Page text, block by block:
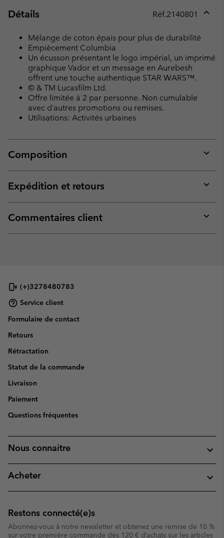
Détails Réf.2140801
Mélange de coton épais pour plus de durabilité
Empiècement Columbia
Un écusson présentant le logo impérial, un imprimé
graphique Vador et un message en Aurebesh
offrent une touche authentique STAR WARS™.
© & TM Lucasfilm Ltd.
Offre limitée à 2 par personne. Non cumulable
avec d’autres promotions ou remises.
Utilisations: Activités urbaines
Composition
or
Expédition et retours
or
Commentaires client
or
(+)3278480783
Service client
Formulaire de contact
Retours
Rétractation
Statut de la commande
Livraison
Paiement
Questions fréquentes
Nous connaitre
Acheter
Restons connecté(e)s
Abonnez-vous à notre newsletter et obtenez une remise de 10 %
sur votre première commande dès 120 € d’achats sur les articles